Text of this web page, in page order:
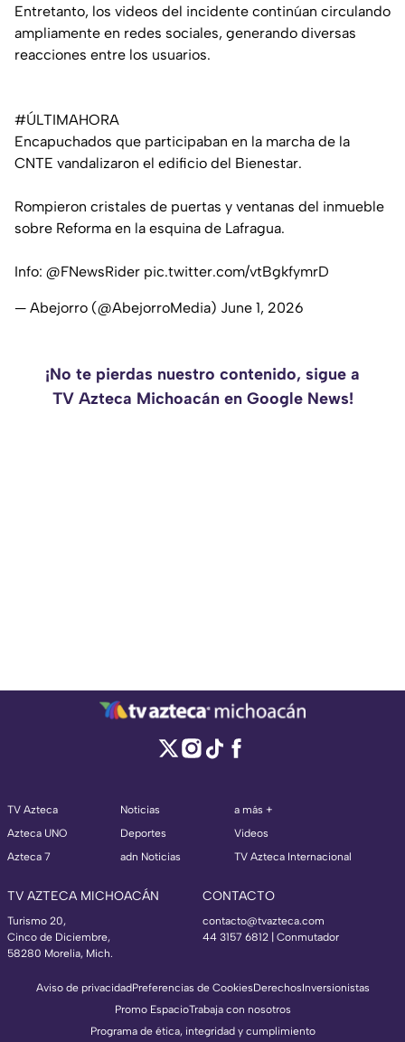
Entretanto, los videos del incidente continúan circulando
ampliamente en redes sociales, generando diversas
reacciones entre los usuarios.
#ÚLTIMAHORA
Encapuchados que participaban en la marcha de la
CNTE vandalizaron el edificio del Bienestar.
Rompieron cristales de puertas y ventanas del inmueble
sobre Reforma en la esquina de Lafragua.
Info: @FNewsRider pic.twitter.com/vtBgkfymrD
— Abejorro (@AbejorroMedia) June 1, 2026
¡No te pierdas nuestro contenido, sigue a
TV Azteca Michoacán en Google News!
TV Azteca
Azteca UNO
Azteca 7
Noticias
Deportes
adn Noticias
a más +
Videos
TV Azteca Internacional
TV AZTECA MICHOACÁN
Turismo 20,
Cinco de Diciembre,
58280 Morelia, Mich.
CONTACTO
contacto@tvazteca.com
44 3157 6812 | Conmutador
Aviso de privacidadPreferencias de CookiesDerechosInversionistas
Promo EspacioTrabaja con nosotros
Programa de ética, integridad y cumplimiento